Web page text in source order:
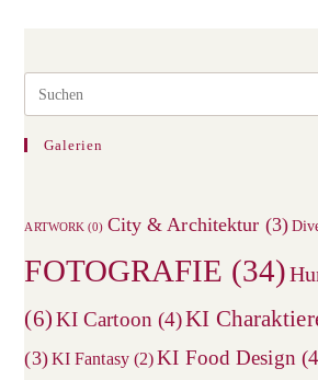
Jahr
Galerien
ARTWORK (0) City & Architektur (3)
FOTOGRAFIE (34)
(6)KI Cartoon (4)KI
(3)KI Fantasy(2)KI Food Design